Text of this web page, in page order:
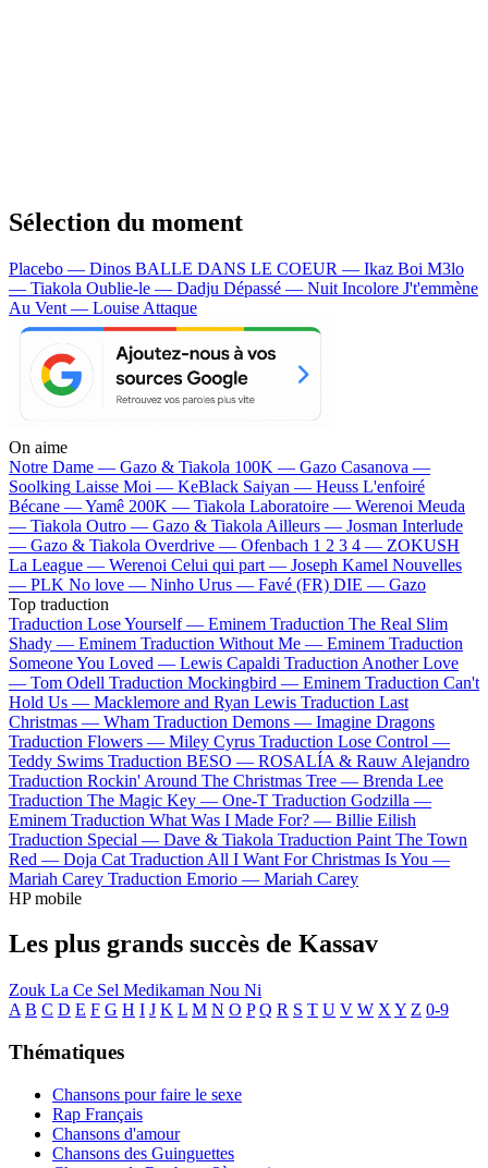
Sélection du moment
Placebo — Dinos BALLE DANS LE COEUR — Ikaz Boi M3lo
— Tiakola Oublie-le — Dadju Dépassé — Nuit Incolore J't'emmène
Au Vent — Louise Attaque
On aime
Notre Dame — Gazo & Tiakola 100K — Gazo Casanova —
Soolking Laisse Moi — KeBlack Saiyan — Heuss L'enfoiré
Bécane —Yamê 200K — Tiakola Laboratoire — Werenoi Meuda
— Tiakola Outro — Gazo & Tiakola Ailleurs — Josman Interlude
— Gazo & Tiakola Overdrive — Ofenbach 1 2 3 4 — ZOKUSH
La League — Werenoi Celui qui part — Joseph Kamel Nouvelles
— PLK No love — Ninho Urus — Favé (FR) DIE — Gazo
Top traduction
Traduction Lose Yourself — Eminem Traduction The Real Slim
Shady — Eminem Traduction Without Me — Eminem Traduction
Someone You Loved — Lewis Capaldi Traduction Another Love
— Tom Odell Traduction Mockingbird — Eminem Traduction Can't
Hold Us — Macklemore and Ryan Lewis Traduction Last
Christmas — Wham Traduction Demons — Imagine Dragons
Traduction Flowers — Miley Cyrus Traduction Lose Control —
Teddy Swims Traduction BESO — ROSALÍA & Rauw Alejandro
Traduction Rockin' Around The Christmas Tree — Brenda Lee
Traduction The Magic Key — One-T Traduction Godzilla —
Eminem Traduction What Was I Made For? — Billie Eilish
Traduction Special — Dave & Tiakola Traduction Paint The Town
Red — Doja Cat Traduction All I Want For Christmas Is You —
Mariah Carey Traduction Emorio — Mariah Carey
HP mobile
Les plus grands succès de Kassav
Zouk La Ce Sel Medikaman Nou Ni
A B C D E F G H I J K L M N O P Q R S T U V W X Y Z 0-9
Thématiques
Chansons pour faire le sexe
Rap Français
Chansons d'amour
Chansons des Guinguettes